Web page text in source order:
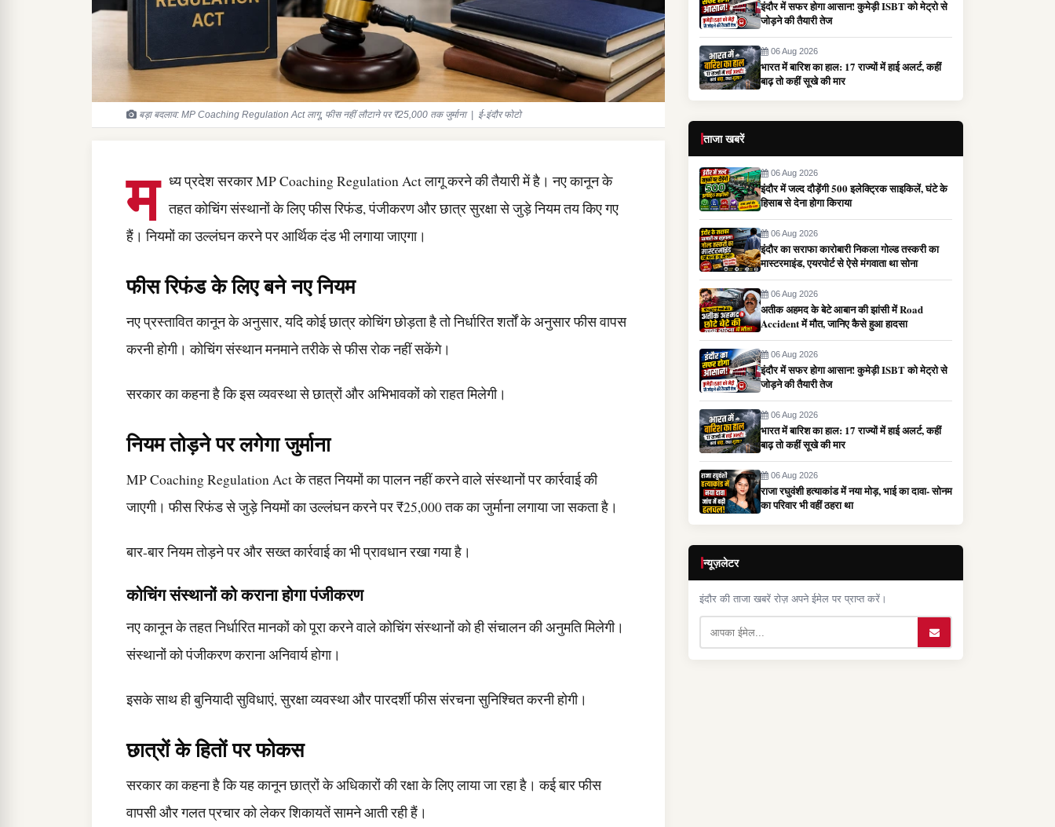
बड़ा बदलाव: MP Coaching Regulation Act लागू, फीस नहीं लौटाने पर ₹25,000 तक जुर्माना | ई-इंदौर फोटो
म
ध्य प्रदेश सरकार MP Coaching Regulation Act लागू करने की तैयारी में है। नए कानून के
तहत कोचिंग संस्थानों के लिए फीस रिफंड, पंजीकरण और छात्र सुरक्षा से जुड़े नियम तय किए गए
हैं। नियमों का उल्लंघन करने पर आर्थिक दंड भी लगाया जाएगा।
फीस रिफंड के लिए बने नए नियम
नए प्रस्तावित कानून के अनुसार, यदि कोई छात्र कोचिंग छोड़ता है तो निर्धारित शर्तों के अनुसार फीस वापस
करनी होगी। कोचिंग संस्थान मनमाने तरीके से फीस रोक नहीं सकेंगे।
सरकार का कहना है कि इस व्यवस्था से छात्रों और अभिभावकों को राहत मिलेगी।
नियम तोड़ने पर लगेगा जुर्माना
MP Coaching Regulation Act के तहत नियमों का पालन नहीं करने वाले संस्थानों पर कार्रवाई की
जाएगी। फीस रिफंड से जुड़े नियमों का उल्लंघन करने पर ₹25,000 तक का जुर्माना लगाया जा सकता है।
बार-बार नियम तोड़ने पर और सख्त कार्रवाई का भी प्रावधान रखा गया है।
कोचिंग संस्थानों को कराना होगा पंजीकरण
नए कानून के तहत निर्धारित मानकों को पूरा करने वाले कोचिंग संस्थानों को ही संचालन की अनुमति मिलेगी।
संस्थानों को पंजीकरण कराना अनिवार्य होगा।
इसके साथ ही बुनियादी सुविधाएं, सुरक्षा व्यवस्था और पारदर्शी फीस संरचना सुनिश्चित करनी होगी।
छात्रों के हितों पर फोकस
सरकार का कहना है कि यह कानून छात्रों के अधिकारों की रक्षा के लिए लाया जा रहा है। कई बार फीस
वापसी और गलत प्रचार को लेकर शिकायतें सामने आती रही हैं।
इंदौर में सफर होगा आसान! कुमेड़ी ISBT को मेट्रो से
जोड़ने की तैयारी तेज
06 Aug 2026
भारत में बारिश का हाल: 17 राज्यों में हाई अलर्ट, कहीं
बाढ़ तो कहीं सूखे की मार
ताजा खबरें
06 Aug 2026
इंदौर में जल्द दौड़ेंगी 500 इलेक्ट्रिक साइकिलें, घंटे के
हिसाब से देना होगा किराया
06 Aug 2026
इंदौर का सराफा कारोबारी निकला गोल्ड तस्करी का
मास्टरमाइंड, एयरपोर्ट से ऐसे मंगवाता था सोना
06 Aug 2026
अतीक अहमद के बेटे आबान की झांसी में Road
Accident में मौत, जानिए कैसे हुआ हादसा
06 Aug 2026
इंदौर में सफर होगा आसान! कुमेड़ी ISBT को मेट्रो से
जोड़ने की तैयारी तेज
06 Aug 2026
भारत में बारिश का हाल: 17 राज्यों में हाई अलर्ट, कहीं
बाढ़ तो कहीं सूखे की मार
06 Aug 2026
राजा रघुवंशी हत्याकांड में नया मोड़, भाई का दावा- सोनम
का परिवार भी वहीं ठहरा था
न्यूज़लेटर
इंदौर की ताजा खबरें रोज़ अपने ईमेल पर प्राप्त करें।